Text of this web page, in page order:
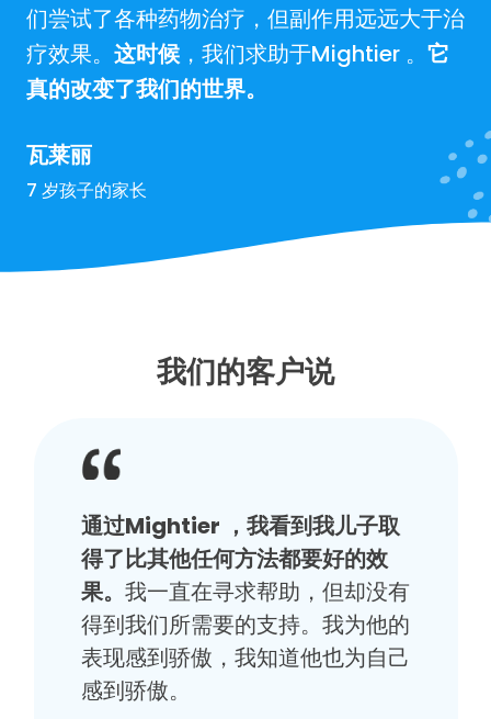
们尝试了各种药物治疗，但副作用远远大于治
疗效果。 这时候 ，我们求助于Mightier 。 它
真的改变了我们的世界。
瓦莱丽
7 岁孩子的家长
我们的客户说
通过Mightier ，我看到我儿子取
得了比其他任何方法都要好的效
果。 我一直在寻求帮助，但却没有
得到我们所需要的支持。我为他的
表现感到骄傲，我知道他也为自己
感到骄傲。